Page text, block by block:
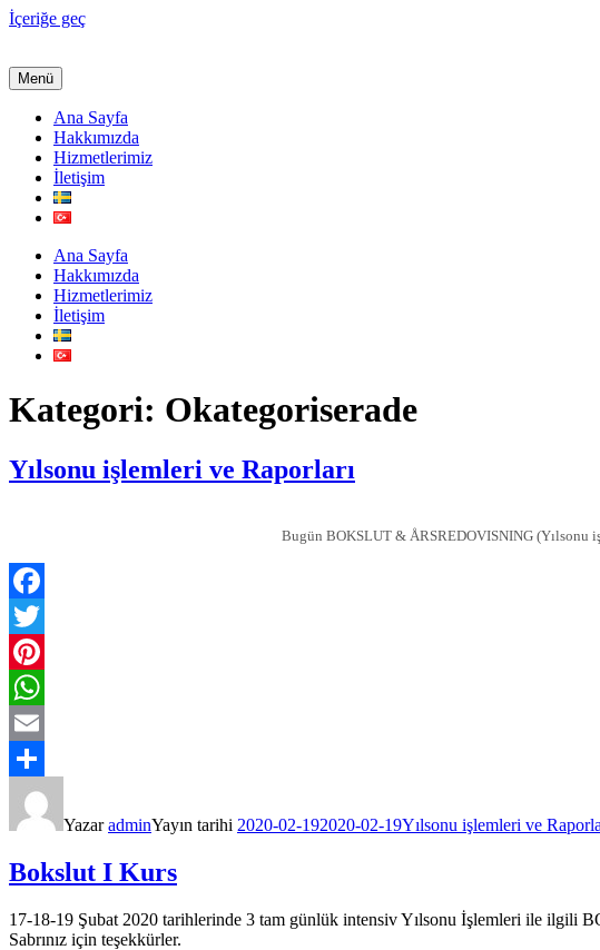
İçeriğe geç
Menü
Ana Sayfa
Hakkımızda
Hizmetlerimiz
İletişim
Ana Sayfa
Hakkımızda
Hizmetlerimiz
İletişim
Kategori: Okategoriserade
Yılsonu işlemleri ve Raporları
Bugün BOKSLUT & ÅRSREDOVISNING (Yılsonu
Facebook
Twitter
Pinterest
WhatsApp
Email
Share
YazaradminYayın tarihi 2020-02-192020-02-19Yılsonu işlemleri ve
Bokslut I Kurs
17-18-19 Şubat 2020 tarihlerinde 3 tam günlük intensiv Yılsonu İşlemleri ile ilgili
Sabrınız için teşekkürler.